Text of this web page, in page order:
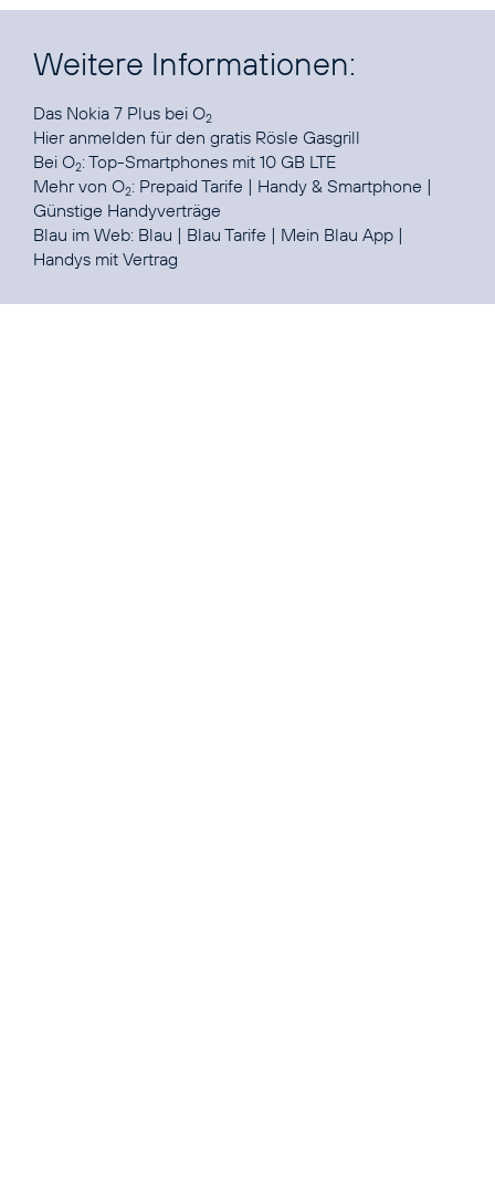
Weitere Informationen:
Das Nokia 7 Plus bei O2
Hier anmelden für den gratis Rösle Gasgrill
Bei O2:Top-Smartphones mit 10 GB LTE
Mehr von O2: Prepaid Tarife | Handy & Smartphone |
Günstige Handyverträge
Blau im Web: Blau | Blau Tarife | Mein Blau App |
Handys mit Vertrag